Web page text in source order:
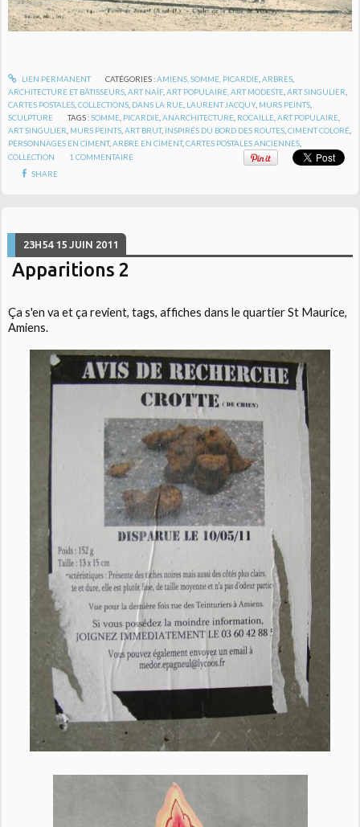
LIEN PERMANENT CATÉGORIES :AMIENS, SOMME, PICARDIE, ARBRES,
ARCHITECTURE ET BÂTISSEURS ,ART NAÏF,ART POPULAIRE, ART MODESTE ,ART SINGULIER
CARTES POSTALES ,COLLECTIONS DANS LA RUE LAURENT JACQUY, MURS PEINTS
SCULPTURE
TAGS :SOMME PICARDIE ,ANARCHITECTURE ROCAILLE ,ART POPULAIRE
ART SINGULIER MURS PEINTS ,ART BRUT, INSPIRÉS DU BORD DES ROUTES ,CIMENT COLORÉ
PERSONNAGES EN CIMENT,ARBRE EN CIMENT,CARTES POSTALES ANCIENNES
COLLECTION
1 COMMENTAIRE
SHARE
23H54 15 JUIN 2011
Apparitions 2
Ça s'en va et ça revient, tags, affiches dans le quartier St Maurice,
Amiens.